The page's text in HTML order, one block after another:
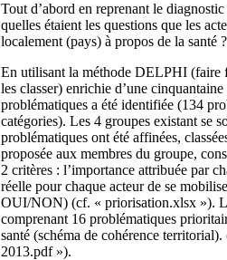
Tout d’abord en reprenant le
quelles étaient les questions que les
localement (pays) à propos de la santé ?
En utilisant la méthode DELPHI (faire
les classer) enrichie d’une
problématiques a été identifiée (134
catégories). Les 4 groupes existant se
problématiques ont été affinées,
proposée aux membres du groupe,
2 critères : l’importance attribuée par
réelle pour chaque acteur de se
OUI/NON) (cf. « priorisation.xlsx »).
comprenant 16 problématiques
santé (schéma de cohérence
2013.pdf »).